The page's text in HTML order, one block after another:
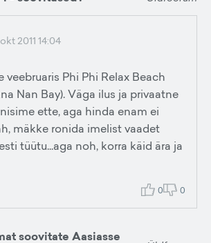
2011 14:04
Phi Phi Relax Beach
Nan Bay). Väga ilus ja privaatne
ette, aga hinda enam ei
mäkke ronida imelist vaadet
tüütu...aga noh, korra käid ära ja
0 0
soovitate Aasiasse